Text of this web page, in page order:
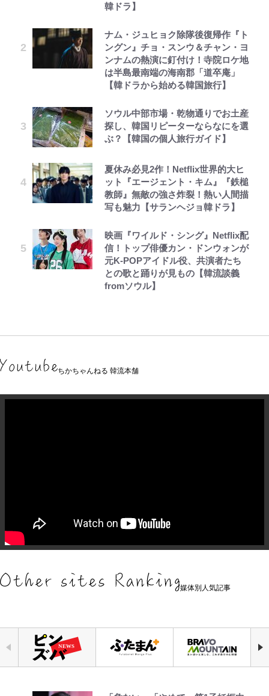
韓ドラ】
ナム・ジュヒョク除隊後復帰作『ト
ングン』チョ・スンウ＆チャン・ヨ
ンナムの熱演に釘付け！寺院ロケ地
は半島最南端の海南郡「道卒庵」
【韓ドラから始める韓国旅行】
ソウル中部市場・乾物通りでお土産
探し、韓国リピーターならなにを選
ぶ？【韓国の個人旅行ガイド】
夏休み必見2作！Netflix世界的大ヒ
ット『エージェント・キム』『鉄槌
教師』無敵の強さ炸裂！熱い人間描
写も魅力【サランヘジョ韓ドラ】
映画『ワイルド・シング』Netflix配
信！トップ俳優カン・ドンウォンが
元K-POPアイドル役、共演者たち
との歌と踊りが見もの【韓流談義
fromソウル】
ちかちゃんねる 韓流本舗
媒体別人気記事